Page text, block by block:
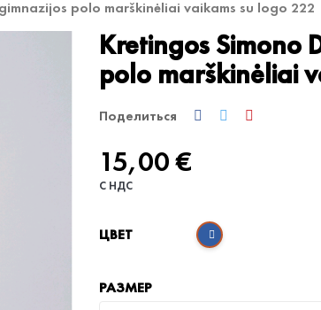
polo marškinėliai vaikams su logo 222
Kretingos Simono
polo marškinėliai
Поделиться
15,00 €
С НДС
ЦВЕТ
РАЗМЕР